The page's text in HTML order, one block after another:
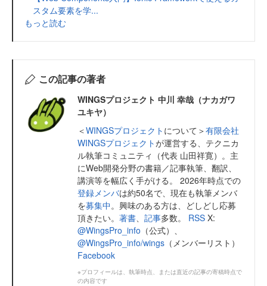
スタム要素を学...
もっと読む
この記事の著者
WINGSプロジェクト 中川 幸哉（ナカガワ
ユキヤ）
＜WINGSプロジェクト について＞有限会社
WINGSプロジェクトが運営する、テクニカ
ル執筆コミュニティ（代表 山田祥寛）。主
にWeb開発分野の書籍／記事執筆、翻訳、
講演等を幅広く手がける。 2026年時点での
登録メンバは約50名で、現在も執筆メンバ
を募集中。興味のある方は、どしどし応募
頂きたい。 著書、 記事多数。 RSS X:
@WingsPro_info （公式）、
@WingsPro_info/wings （メンバーリスト）
Facebook
※プロフィールは、執筆時点、または直近の記事の寄稿時点で
の内容です